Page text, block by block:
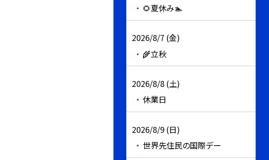
🌻夏休み🏊
2026/8/7 (金)
🌾立秋
2026/8/8 (土)
休業日
2026/8/9 (日)
世界先住民の国際デー